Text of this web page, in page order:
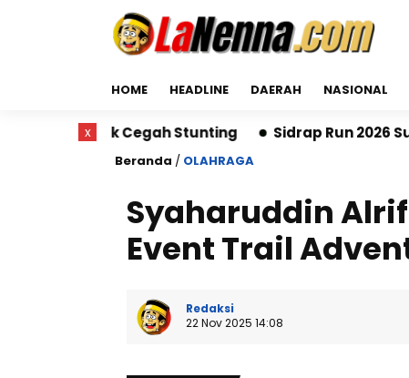
HOME HEADLINE DAERAH NASIONAL
Stunting Sidrap Run 2026 Sukses Digelar,
Beranda / OLAHRAGA
Syaharuddin
Event Trail
Redaksi
22 Nov 2025 14:08
x